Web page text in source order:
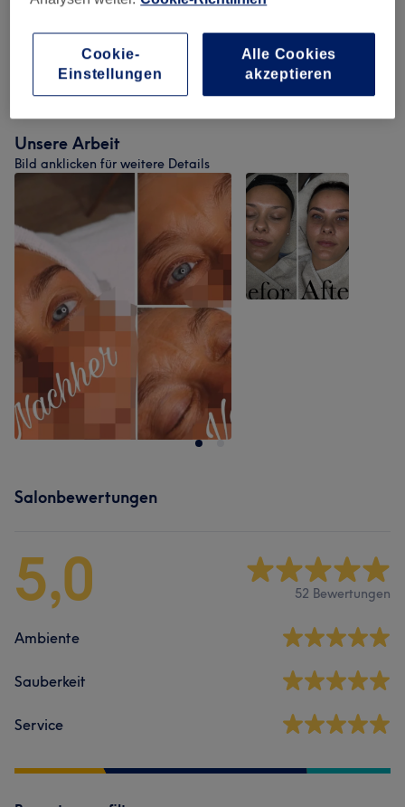
Massagen (2) ab 30 €
Make-Up (1)
Unsere Arbeit
Bild anklicken für weitere Details
Salonbewertungen
5,0 52 Bewertungen
Ambiente
Sauberkeit
Service
Cookie-
Einstellungen
Alle Cookies
akzeptieren